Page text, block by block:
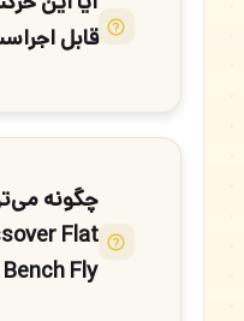
قابل
چگونه
Flat
Bench Fly را حفظ کرد؟